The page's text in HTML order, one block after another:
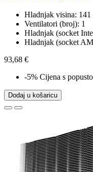
Hladnjak visina: 141
Ventilatori (broj): 1
Hladnjak (socket
Hladnjak (socket
93,68 €
-5% Cijena s
Dodaj u košaricu